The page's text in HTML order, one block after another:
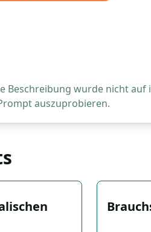
Beschreibung wurde nicht
auszuprobieren.